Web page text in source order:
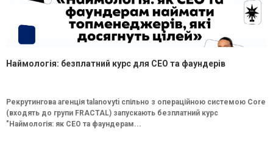
Наймологія: безплатний курс для CEO та фаундерів
Рекрутингова агенція talanovyti спільно з операційною системою Core
(входять до групи FRACTAL) запускають безплатний курс
"Наймологія: як СEO та фаундерам...